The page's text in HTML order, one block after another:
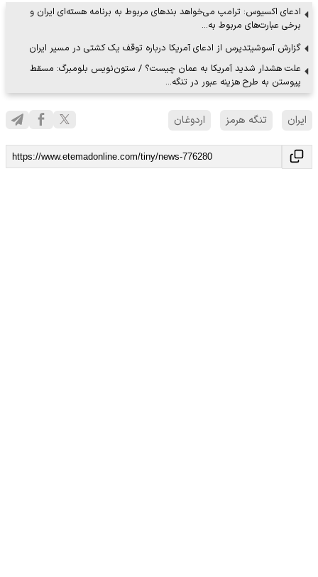
ادعای اکسیوس: ترامپ می‌خواهد بندهای مربوط به برنامه هسته‌ای ایران و
برخی عبارت‌های مربوط به…
گزارش آسوشیتدپرس از ادعای آمریکا درباره توقف یک کشتی در مسیر ایران
علت هشدار شدید آمریکا به عمان چیست؟ / ستون‌نویس بلومبرگ: مسقط
پیوستن به طرح هزینه عبور در تنگه…
ایران تنگه هرمز اردوغان